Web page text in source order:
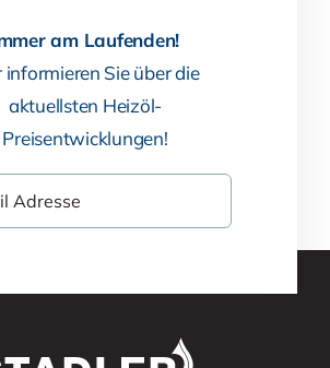
am Laufenden!
Sie über die
aktuellsten Heizöl-
Preisentwicklungen!